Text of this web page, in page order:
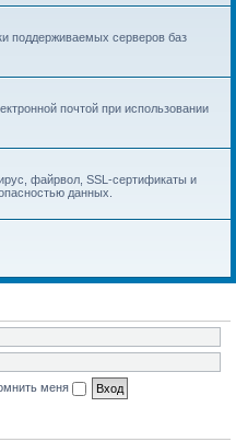
поддерживаемых серверов баз
почтой при использовании
файрвол, SSL-сертификаты и
данных.
меня